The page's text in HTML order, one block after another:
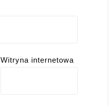
Witryna internetowa